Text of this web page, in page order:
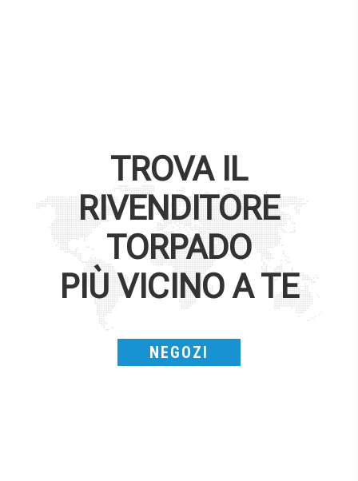
TROVA IL
RIVENDITORE
TORPADO
PIÙ VICINO A TE
NEGOZI